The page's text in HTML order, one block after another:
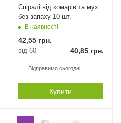
Спіралі від комарів та мух
без запаху 10 шт.
В наявності
42,55грн.
від 60 40,85грн.
Відправимо сьогодні
Купити